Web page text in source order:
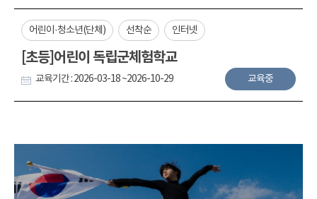
어린이·청소년(단체) 선착순 인터넷
[초등]어린이 독립군체험학교
교육기간 : 2026-03-18 ~2026-10-29 교육중